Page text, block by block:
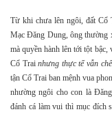
Từ khi chưa lên ngôi, đất Cổ
Mạc Đăng Dung, ông thường
mà quyền hành lên tới tột
Cổ Trainhưng thực tế vẫn
tận Cổ Trai ban mệnh vua
nhường ngôi cho con là
đánh cá làm vui thì mục đích